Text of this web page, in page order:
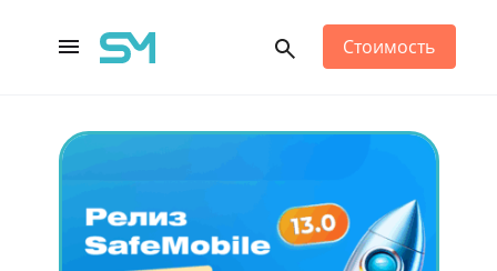
Main Navigation Стоимость